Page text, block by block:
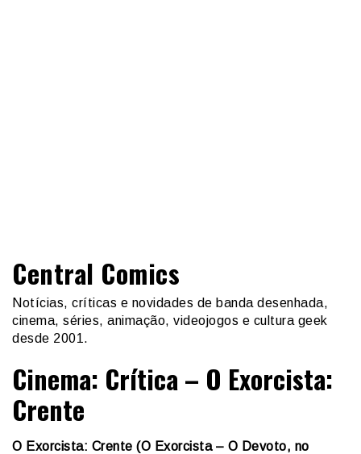
Central Comics
Notícias, críticas e novidades de banda desenhada,
cinema, séries, animação, videojogos e cultura geek
desde 2001.
Cinema: Crítica – O Exorcista:
Crente
O Exorcista: Crente (O Exorcista – O Devoto, no